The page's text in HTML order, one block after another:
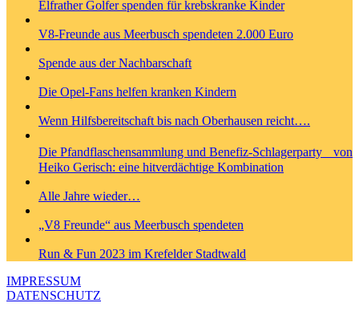
Elfrather Golfer spenden für krebskranke Kinder
V8-Freunde aus Meerbusch spendeten 2.000 Euro
Spende aus der Nachbarschaft
Die Opel-Fans helfen kranken Kindern
Wenn Hilfsbereitschaft bis nach Oberhausen reicht….
Die Pfandflaschensammlung und Benefiz-Schlagerparty von
Heiko Gerisch: eine hitverdächtige Kombination
Alle Jahre wieder…
„V8 Freunde“ aus Meerbusch spendeten
Run & Fun 2023 im Krefelder Stadtwald
IMPRESSUM
DATENSCHUTZ